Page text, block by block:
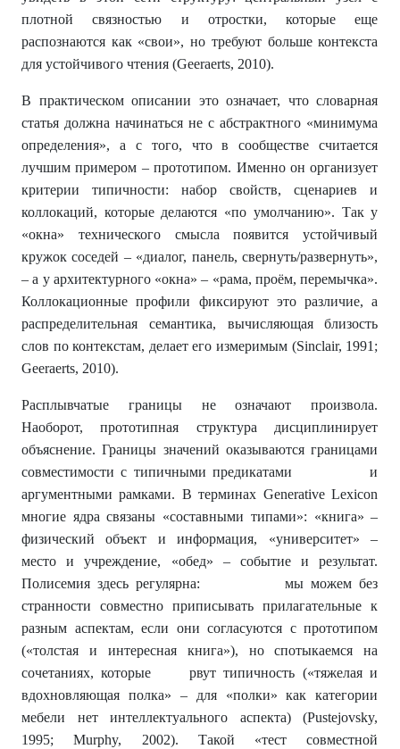
плотной связностью и отростки, которые еще
распознаются как «свои», но требуют больше контекста
для устойчивого чтения (Geeraerts, 2010).
В практическом описании это означает, что словарная
статья должна начинаться не с абстрактного «минимума
определения», а с того, что в сообществе считается
лучшим примером – прототипом. Именно он организует
критерии типичности: набор свойств, сценариев и
коллокаций, которые делаются «по умолчанию». Так у
«окна» технического смысла появится устойчивый
кружок соседей – «диалог, панель, свернуть/развернуть»,
– а у архитектурного «окна» – «рама, проём, перемычка».
Коллокационные профили фиксируют это различие, а
распределительная семантика, вычисляющая близость
слов по контекстам, делает его измеримым (Sinclair, 1991;
Geeraerts, 2010).
Расплывчатые границы не означают произвола.
Наоборот, прототипная структура дисциплинирует
объяснение. Границы значений оказываются границами
совместимости с типичными предикатами и
аргументными рамками. В терминах Generative Lexicon
многие ядра связаны «составными типами»: «книга» –
физический объект и информация, «университет» –
место и учреждение, «обед» – событие и результат.
Полисемия здесь регулярна: мы можем без
странности совместно приписывать прилагательные к
разным аспектам, если они согласуются с прототипом
(«толстая и интересная книга»), но спотыкаемся на
сочетаниях, которые рвут типичность («тяжелая и
вдохновляющая полка» – для «полки» как категории
мебели нет интеллектуального аспекта) (Pustejovsky,
1995; Murphy, 2002). Такой «тест совместной